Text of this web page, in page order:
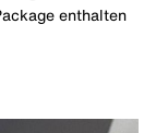
enthalten